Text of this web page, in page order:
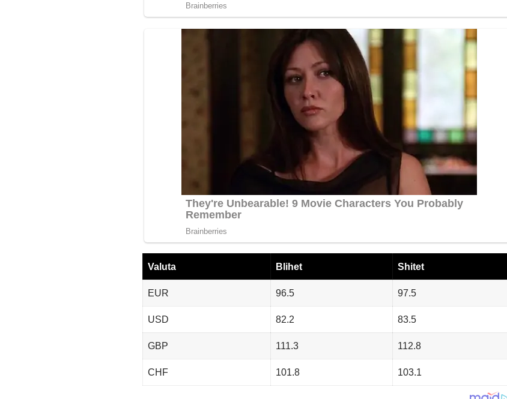
Valuta Blihet Shitet
EUR 96.5 97.5
USD 82.2 83.5
GBP 111.3 112.8
CHF 101.8 103.1